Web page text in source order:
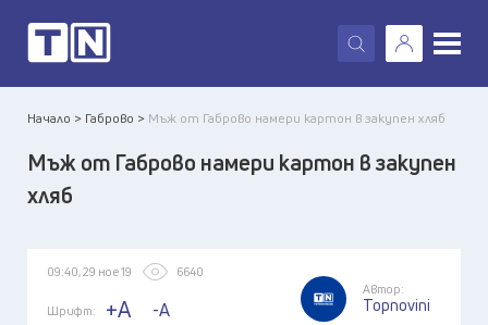
X
Начало > Габрово > Мъж от Габрово намери картон в закупен хляб
Мъж от Габрово намери картон в закупен
хляб
09:40, 29 ное 19 6640
Шрифт: +A -A
Автор:
Topnovini